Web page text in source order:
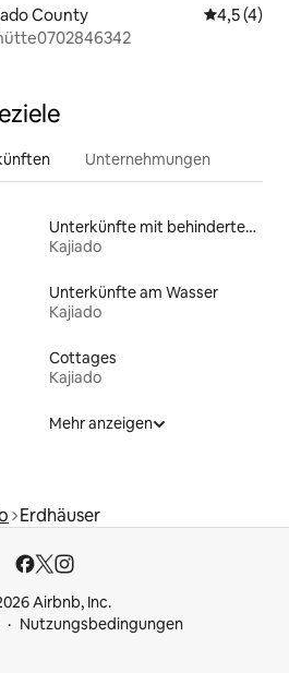
County
4,5 (4)
Unternehmungen
Unterkünfte mit behindertengerechtem Bett
Kajiado
Unterkünfte am Wasser
Kajiado
Cottages
Kajiado
Mehr anzeigen
Erdhäuser
Airbnb, Inc.
Nutzungsbedingungen